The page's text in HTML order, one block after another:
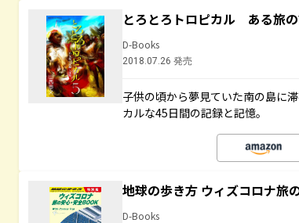
とろとろトロピカル ある旅
D-Books
2018.07.26 発売
子供の頃から夢見ていた南の島に
カルな45日間の記録と記憶。
地球の歩き方 ウィズコロナ旅
D-Books